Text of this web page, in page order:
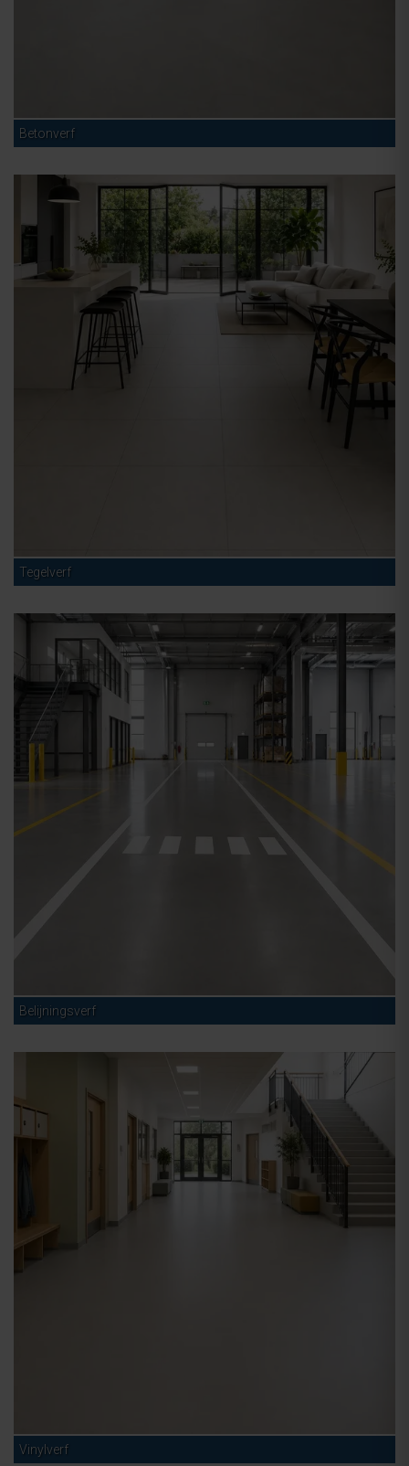
Betonverf
Tegelverf
Belijningsverf
Vinylverf